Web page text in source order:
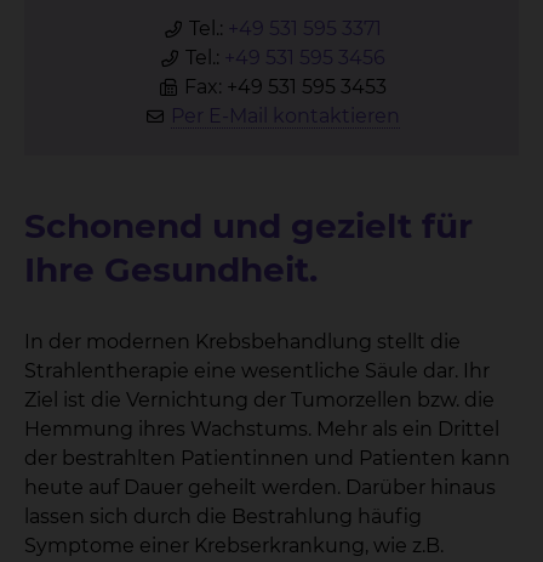
Tel.: +49 531 595 3371
Tel.: +49 531 595 3456
Fax: +49 531 595 3453
Per E-Mail kontaktieren
Schonend und gezielt für
Ihre Gesundheit.
In der modernen Krebsbehandlung stellt die
Strahlentherapie eine wesentliche Säule dar. Ihr
Ziel ist die Vernichtung der Tumorzellen bzw. die
Hemmung ihres Wachstums. Mehr als ein Drittel
der bestrahlten Patientinnen und Patienten kann
heute auf Dauer geheilt werden. Darüber hinaus
lassen sich durch die Bestrahlung häufig
Symptome einer Krebserkrankung, wie z.B.